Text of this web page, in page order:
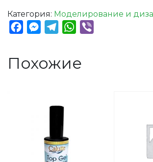
Категория: Моделирование и
FacebookMessenger
TelegramWhatsApp
Похожие